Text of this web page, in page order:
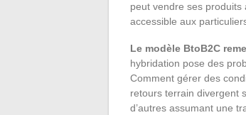
peut vendre ses
accessible aux
Le modèle BtoB2C
hybridation pose des
Comment gérer des
retours terrain divergent
d’autres assumant une